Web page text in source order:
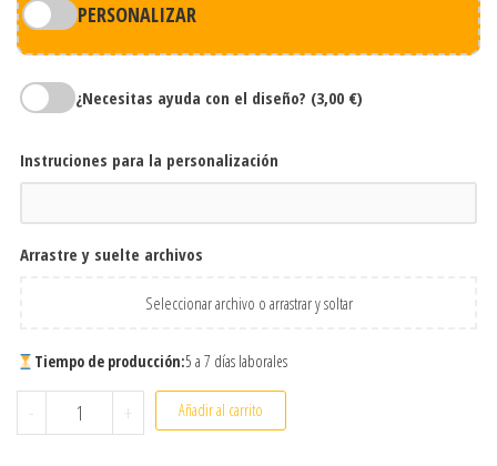
PERSONALIZAR
¿Necesitas ayuda con el diseño? (3,00 €)
Instruciones para la personalización
Arrastre y suelte archivos
Seleccionar archivo o arrastrar y soltar
Tiempo de producción:5 a 7 días laborales
- Pulsera Redonda Personalizada de Acero Inoxidable |
+ Añadir al carrito